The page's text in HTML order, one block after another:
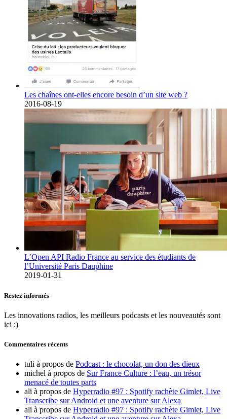
Les chaînes ont-elles encore besoin d’un site web ?
2016-08-19
L’Open API Radio France au service des étudiants de
l’Université Paris Dauphine
2019-01-31
Restez informés
Les innovations radios, les meilleurs podcasts et les nouveautés sont
ici :)
Commentaires récents
tuli à propos de Podcast : le chocolat, un don des dieux
michel à propos de Sur France Culture : l’eau, un trésor
menacé de toutes parts
ali à propos de Hyperradio #97 : Spotify rachète Gimlet, Live
Transcribe sur Android et une aventure sur Alexa
ali à propos de Hyperradio #97 : Spotify rachète Gimlet, Live